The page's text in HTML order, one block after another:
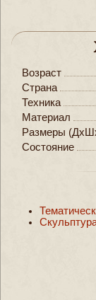
Возраст
Страна
Техника
Материал
Размеры
Состояние